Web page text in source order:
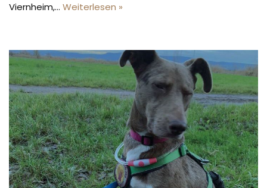
Viernheim,… Weiterlesen »